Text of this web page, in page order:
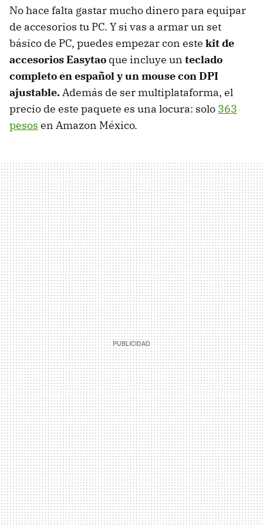
No hace falta gastar mucho dinero para equipar
de accesorios tu PC. Y si vas a armar un set
básico de PC, puedes empezar con este kit de
accesorios Easytao que incluye un teclado
completo en español y un mouse con DPI
ajustable.Además de ser multiplataforma, el
precio de este paquete es una locura: solo 363
pesos en Amazon México.